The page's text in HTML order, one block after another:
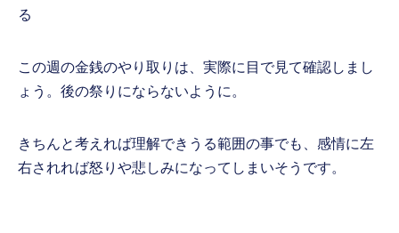
る
この週の金銭のやり取りは、実際に目で見て確認しまし
ょう。後の祭りにならないように。
きちんと考えれば理解できうる範囲の事でも、感情に左
右されれば怒りや悲しみになってしまいそうです。